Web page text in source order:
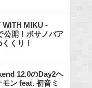
WITH MIKU -
公開！ボサノバア
くり！
12.0のDay2ヘ
ン feat. 初音ミ